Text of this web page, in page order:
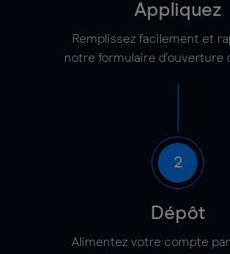
Appliquez
Remplissez facilement et
notre formulaire d'ouverture
2
Dépôt
Alimentez votre compte